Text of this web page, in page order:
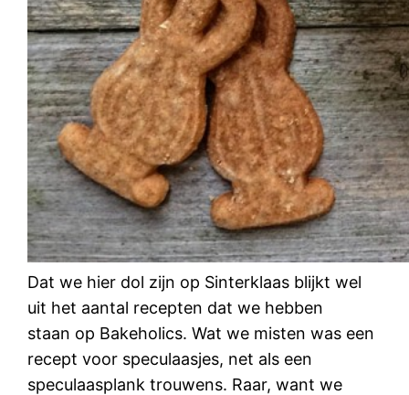
Dat we hier dol zijn op Sinterklaas blijkt wel
uit het aantal recepten dat we hebben
staan op Bakeholics. Wat we misten was een
recept voor speculaasjes, net als een
speculaasplank trouwens. Raar, want we